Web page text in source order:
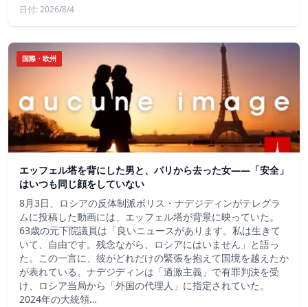
日付: 2026/8/4
国際・欧州
エッフェル塔を背にした男と、パリから去った女——「安全」
はいつも同じ顔をしていない
8月3日、ロシアの反体制派ボリス・ナデジディンがテレグラ
ムに投稿した動画には、エッフェル塔が背景に映っていた。
63歳の元下院議員は「良いニュースがあります。私は生きて
いて、自由です。残念ながら、ロシアにはいません」と語っ
た。この一言に、彼がどれだけの緊張を抱えて国境を越えたか
が表れている。ナデジディンは「過激主義」で有罪判決を受
け、ロシア当局から「外国の代理人」に指定されていた。
2024年の大統領…